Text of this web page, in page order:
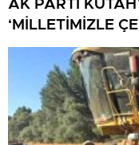
AK PARTİ
‘MİLLETİMİZLE
GELECEĞE